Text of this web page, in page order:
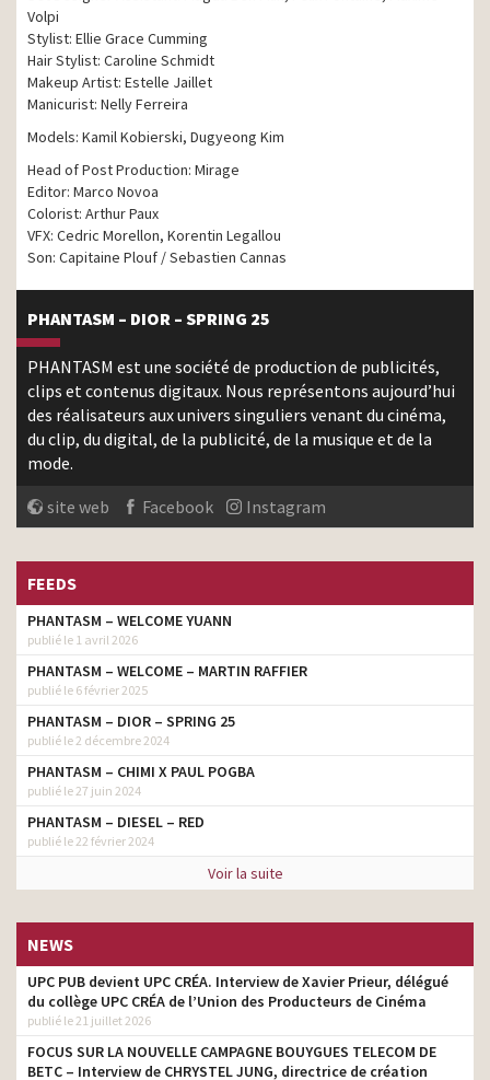
Volpi
Stylist: Ellie Grace Cumming
Hair Stylist: Caroline Schmidt
Makeup Artist: Estelle Jaillet
Manicurist: Nelly Ferreira
Models: Kamil Kobierski, Dugyeong Kim
Head of Post Production: Mirage
Editor: Marco Novoa
Colorist: Arthur Paux
VFX: Cedric Morellon, Korentin Legallou
Son: Capitaine Plouf / Sebastien Cannas
PHANTASM – DIOR – SPRING 25
PHANTASM est une société de production de publicités,
clips et contenus digitaux. Nous représentons aujourd’hui
des réalisateurs aux univers singuliers venant du cinéma,
du clip, du digital, de la publicité, de la musique et de la
mode.
site web
Facebook Instagram
FEEDS
PHANTASM – WELCOME YUANN
publié le 1 avril 2026
PHANTASM – WELCOME – MARTIN RAFFIER
publié le 6 février 2025
PHANTASM – DIOR – SPRING 25
publié le 2 décembre 2024
PHANTASM – CHIMI X PAUL POGBA
publié le 27 juin 2024
PHANTASM – DIESEL – RED
publié le 22 février 2024
Voir la suite
NEWS
UPC PUB devient UPC CRÉA. Interview de Xavier Prieur, délégué
du collège UPC CRÉA de l’Union des Producteurs de Cinéma
publié le 21 juillet 2026
FOCUS SUR LA NOUVELLE CAMPAGNE BOUYGUES TELECOM DE
BETC – Interview de CHRYSTEL JUNG, directrice de création